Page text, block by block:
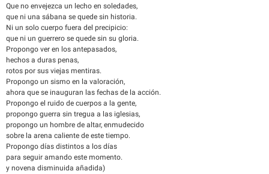
Que no envejezca un lecho en soledades,
que ni una sábana se quede sin historia.
Ni un solo cuerpo fuera del precipicio:
que ni un guerrero se quede sin su gloria.
Propongo ver en los antepasados,
hechos a duras penas,
rotos por sus viejas mentiras.
Propongo un sismo en la valoración,
ahora que se inauguran las fechas de la acción.
Propongo el ruido de cuerpos a la gente,
propongo guerra sin tregua a las iglesias,
propongo un hombre de altar, enmudecido
sobre la arena caliente de este tiempo.
Propongo días distintos a los días
para seguir amando este momento.
y novena disminuida añadida)